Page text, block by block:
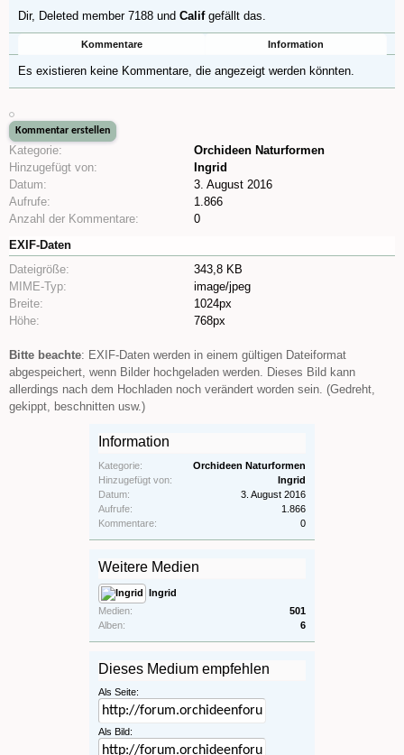
Dir, Deleted member 7188 und Califgefällt das.
Kommentare Information
Es existieren keine Kommentare, die angezeigt werden könnten.
Kategorie:
Orchideen Naturformen
Hinzugefügt von:
Ingrid
Datum:
3. August 2016
Aufrufe:
1.866
Anzahl der Kommentare:
0
EXIF-Daten
Dateigröße:
343,8 KB
MIME-Typ:
image/jpeg
Breite:
1024px
Höhe:
768px
Bitte beachte: EXIF-Daten werden in einem gültigen Dateiformat
abgespeichert, wenn Bilder hochgeladen werden. Dieses Bild kann
allerdings nach dem Hochladen noch verändert worden sein. (Gedreht,
gekippt, beschnitten usw.)
Information
Kategorie:
Orchideen Naturformen
Hinzugefügt von:
Ingrid
Datum:
3. August 2016
Aufrufe:
1.866
Kommentare:
0
Weitere Medien
Ingrid
Medien:
501
Alben:
6
Dieses Medium empfehlen
Als Seite:
Als Bild: